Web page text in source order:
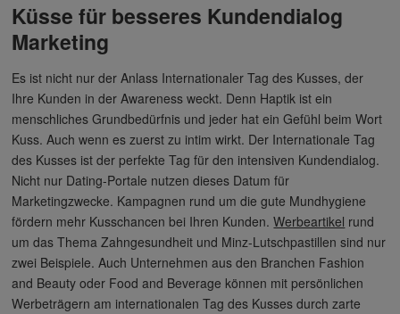
Küsse für besseres Kundendialog
Marketing
Es ist nicht nur der Anlass Internationaler Tag des Kusses, der
Ihre Kunden in der Awareness weckt. Denn Haptik ist ein
menschliches Grundbedürfnis und jeder hat ein Gefühl beim Wort
Kuss. Auch wenn es zuerst zu intim wirkt. Der Internationale Tag
des Kusses ist der perfekte Tag für den intensiven Kundendialog.
Nicht nur Dating-Portale nutzen dieses Datum für
Marketingzwecke. Kampagnen rund um die gute Mundhygiene
fördern mehr Kusschancen bei Ihren Kunden.Werbeartikel rund
um das Thema Zahngesundheit und Minz-Lutschpastillen sind nur
zwei Beispiele. Auch Unternehmen aus den Branchen Fashion
and Beauty oder Food and Beverage können mit persönlichen
Werbeträgern am internationalen Tag des Kusses durch zarte